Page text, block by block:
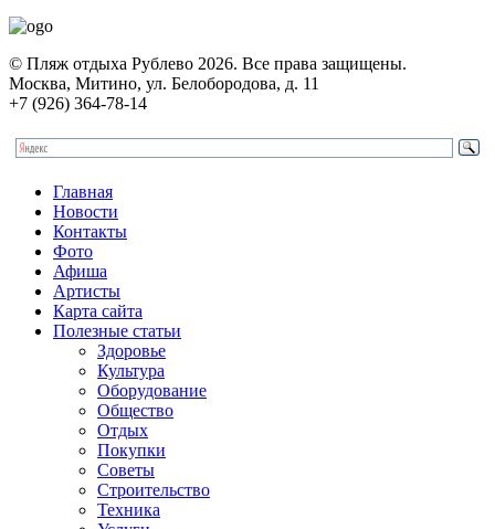
© Пляж отдыха Рублево 2026. Все права защищены.
Москва, Митино, ул. Белобородова, д. 11
+7 (926) 364-78-14
Главная
Новости
Контакты
Фото
Афиша
Артисты
Карта сайта
Полезные статьи
Здоровье
Культура
Оборудование
Общество
Отдых
Покупки
Советы
Строительство
Техника